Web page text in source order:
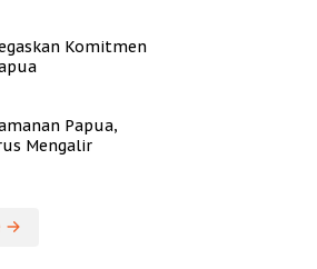
Komitmen
Papua,
Mengalir